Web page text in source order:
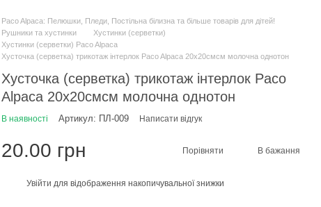
Paco Alpaca: Пелюшки, Пледи, Постільна білизна та більше товарів для дітей!
Рушники та хустинки
Хустинки (серветки)
Хустинки (серветки) Paco Alpaca
Хусточка (серветка) трикотаж інтерлок Paco Alpaca 20х20смсм молочна однотон
Хусточка (серветка) трикотаж інтерлок Paco
Alpaca 20х20смсм молочна однотон
В наявності Артикул: ПЛ-009 Написати відгук
20.00 грн Порівняти В бажання
Увійти для відображення накопичувальної знижки